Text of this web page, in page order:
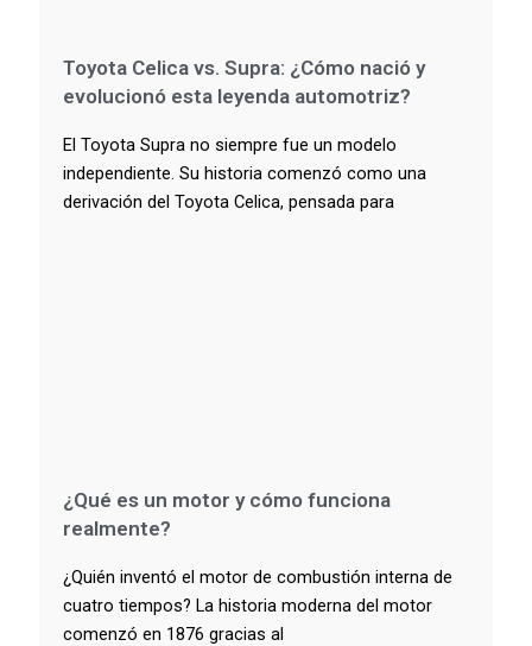
Toyota Celica vs. Supra: ¿Cómo nació y
evolucionó esta leyenda automotriz?
El Toyota Supra no siempre fue un modelo
independiente. Su historia comenzó como una
derivación del Toyota Celica, pensada para
¿Qué es un motor y cómo funciona
realmente?
¿Quién inventó el motor de combustión interna de
cuatro tiempos? La historia moderna del motor
comenzó en 1876 gracias al